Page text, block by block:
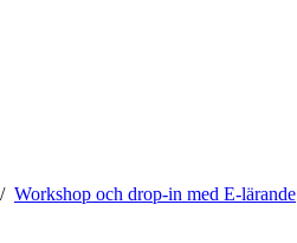
Workshop och drop-in med E-lärande